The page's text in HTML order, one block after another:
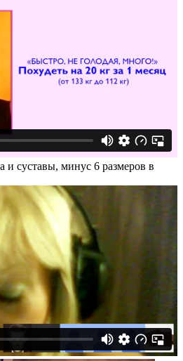
суставы, минус 6 размеров в